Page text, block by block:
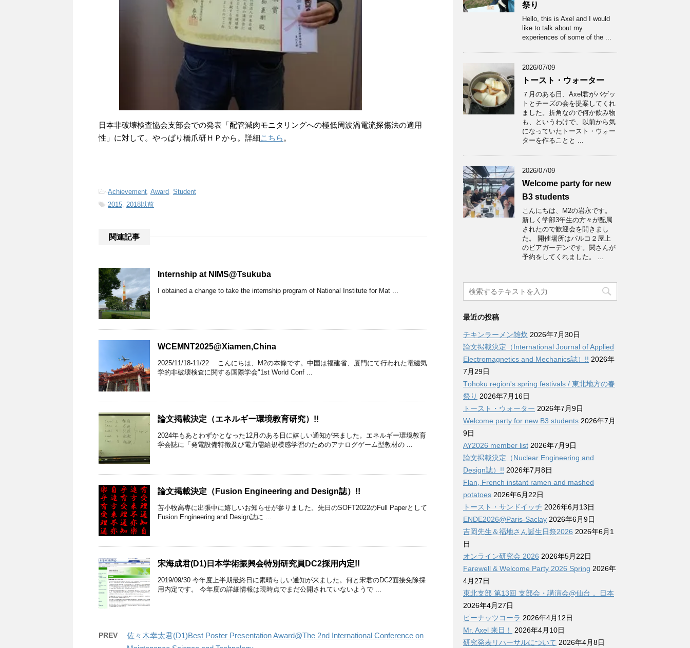
日本非破壊検査協会支部会での発表「配管減肉モニタリングへの極低周波渦電流探傷法の適用
性」に対して。やっぱり橋爪研ＨＰから。詳細こちら 。
-Achievement Award Student
-2015 2018以前
関連記事
Internship at NIMS@Tsukuba
I obtained a change to take the internship program of National Institute for Mat ...
WCEMNT2025@Xiamen,China
2025/11/18-11/22 こんにちは、M2の本條です。中国は福建省、厦門にて行われた電磁気
学的非破壊検査に関する国際学会"1st World Conf ...
論文掲載決定（エネルギー環境教育研究）!!
2024年もあとわずかとなった12月のある日に嬉しい通知が来ました。エネルギー環境教育
学会誌に「発電設備特徴及び電力需給規模感学習のためのアナログゲーム型教材の ...
論文掲載決定（Fusion Engineering and Design誌）!!
苫小牧高専に出張中に嬉しいお知らせが参りました。先日のSOFT2022のFull Paperとして
Fusion Engineering and Design誌に ...
宋海成君(D1)日本学術振興会特別研究員DC2採用内定!!
2019/09/30 今年度上半期最終日に素晴らしい通知が来ました。何と宋君のDC2面接免除採
用内定です。 今年度の詳細情報は現時点でまだ公開されていないようで ...
PREV
佐々木幸太君(D1)Best Poster Presentation Award@The 2nd International Conference on
祭り
Hello, this is Axel and I would
like to talk about my
experiences of some of the ...
2026/07/09
トースト・ウォーター
７月のある日、Axel君がバゲッ
トとチーズの会を提案してくれ
ました。折角なので何か飲み物
も、というわけで、以前から気
になっていたトースト・ウォー
ターを作ることと ...
2026/07/09
Welcome party for new
B3 students
こんにちは、M2の岩永です。
新しく学部3年生の方々が配属
されたので歓迎会を開きまし
た。 開催場所はパルコ２屋上
のビアガーデンです。関さんが
予約をしてくれました。 ...
最近の投稿
チキンラーメン雑炊 2026年7月30日
論文掲載決定（International Journal of Applied
Electromagnetics and Mechanics誌）!! 2026年
7月29日
Tōhoku region's spring festivals / 東北地方の春
祭り 2026年7月16日
トースト・ウォーター 2026年7月9日
Welcome party for new B3 students 2026年7月
9日
AY2026 member list 2026年7月9日
論文掲載決定（Nuclear Engineering and
Design誌）!! 2026年7月8日
Flan, French instant ramen and mashed
potatoes 2026年6月22日
トースト・サンドイッチ 2026年6月13日
ENDE2026@Paris-Saclay 2026年6月9日
吉岡先生＆福地さん誕生日祭2026 2026年6月1
日
オンライン研究会 2026 2026年5月22日
Farewell & Welcome Party 2026 Spring 2026年
4月27日
東北支部 第13回 支部会・講演会@仙台， 日本
2026年4月27日
ピーナッツコーラ 2026年4月12日
Mr. Axel 来日！
2026年4月10日
研究発表リハーサルについて 2026年4月8日